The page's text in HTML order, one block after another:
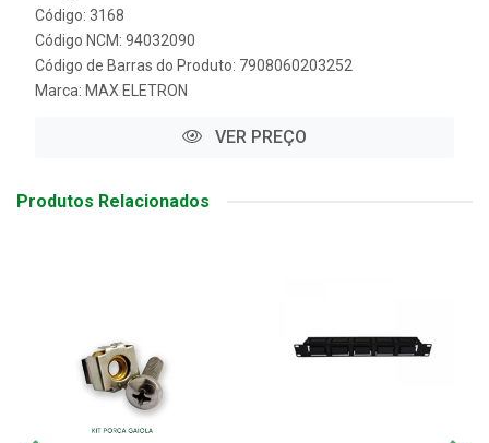
Código: 3168
Código NCM: 94032090
Código de Barras do Produto: 7908060203252
Marca: MAX ELETRON
VER PREÇO
Produtos Relacionados